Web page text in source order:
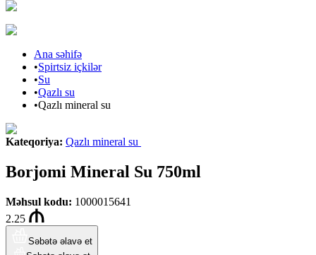
Ana səhifə
•Spirtsiz içkilər
•Su
•Qazlı su
•Qazlı mineral su
Kateqoriya: Qazlı mineral su
Borjomi Mineral Su 750ml
Məhsul kodu: 1000015641
2.25
Səbətə əlavə et